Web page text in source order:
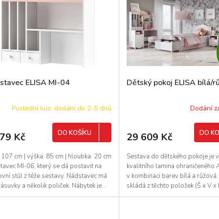
ELISA MI-04
Poslední kus: dodání do 2-5 dnů
Kč DO KOŠÍKU
107 cm | výška: 85 cm | hloubka: 20 cm
MI-06, který se dá postavit na
stůl z téže sestavy. Nádstavec má
a několik poliček. Nábytek je...
Dětský pokoj ELISA bílá/
Dodání
29 609 Kč DO
Sestava do dětského pokoje je
kvalitního lamina ohraničeného
v kombinaci barev bílá a
skládá z těchto položek (Š x V x
pracovní...